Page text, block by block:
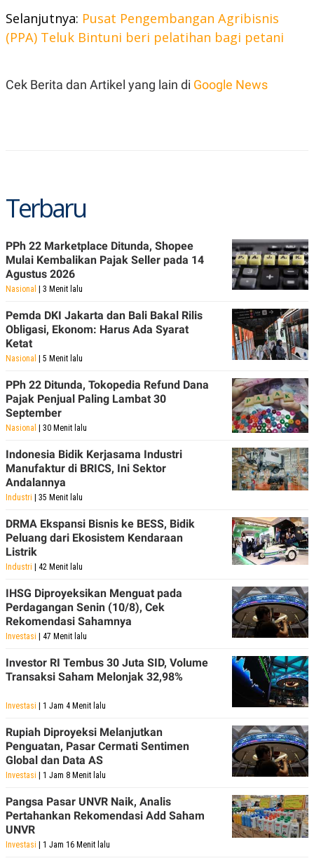
SITEMAPPROFILE TERM
OF
USE
SIBER
Selanjutnya: Pusat Pengembangan Agribisnis
(PPA) Teluk Bintuni beri pelatihan bagi petani
Cek Berita dan Artikel yang lain di Google News
Terbaru
PPh 22 Marketplace Ditunda, Shopee
Mulai Kembalikan Pajak Seller pada 14
Agustus 2026
Nasional | 3 Menit lalu
Pemda DKI Jakarta dan Bali Bakal Rilis
Obligasi, Ekonom: Harus Ada Syarat
Ketat
Nasional | 5 Menit lalu
PPh 22 Ditunda, Tokopedia Refund Dana
Pajak Penjual Paling Lambat 30
September
Nasional | 30 Menit lalu
Indonesia Bidik Kerjasama Industri
Manufaktur di BRICS, Ini Sektor
Andalannya
Industri | 35 Menit lalu
DRMA Ekspansi Bisnis ke BESS, Bidik
Peluang dari Ekosistem Kendaraan
Listrik
Industri | 42 Menit lalu
IHSG Diproyeksikan Menguat pada
Perdagangan Senin (10/8), Cek
Rekomendasi Sahamnya
Investasi | 47 Menit lalu
Investor RI Tembus 30 Juta SID, Volume
Transaksi Saham Melonjak 32,98%
Investasi | 1 Jam 4 Menit lalu
Rupiah Diproyeksi Melanjutkan
Penguatan, Pasar Cermati Sentimen
Global dan Data AS
Investasi | 1 Jam 8 Menit lalu
Pangsa Pasar UNVR Naik, Analis
Pertahankan Rekomendasi Add Saham
UNVR
Investasi | 1 Jam 16 Menit lalu